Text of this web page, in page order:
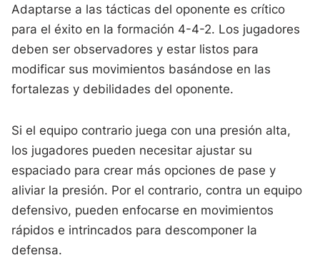
Adaptarse a las tácticas del oponente es crítico
para el éxito en la formación 4-4-2. Los jugadores
deben ser observadores y estar listos para
modificar sus movimientos basándose en las
fortalezas y debilidades del oponente.
Si el equipo contrario juega con una presión alta,
los jugadores pueden necesitar ajustar su
espaciado para crear más opciones de pase y
aliviar la presión. Por el contrario, contra un equipo
defensivo, pueden enfocarse en movimientos
rápidos e intrincados para descomponer la
defensa.